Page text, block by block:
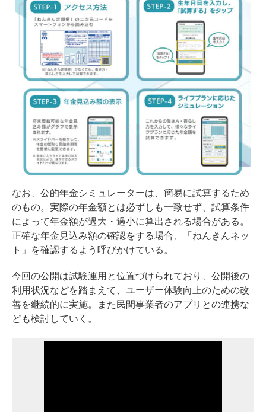
なお、公的年金シミュレーターは、簡易に試算するため
のもの。実際の年金額とは必ずしも一致せず、試算条件
によって年金額が過大・過小に算出される場合がある。
正確な年金見込み額の確認をする場合、「ねんきんネッ
ト」を確認するよう呼びかけている。
今回の公開は試験運用と位置づけられており、公開後の
利用状況などを踏まえて、ユーザー体験向上のための改
善を継続的に実施。また民間事業者のアプリとの連携な
ども検討していく。